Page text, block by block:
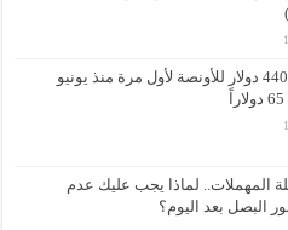
الذهب يتجاوز 4400 دولار للأونصة لأول مرة منذ يونيو
المهملات.. لماذا يجب عليك عدم
البصل بعد اليوم؟